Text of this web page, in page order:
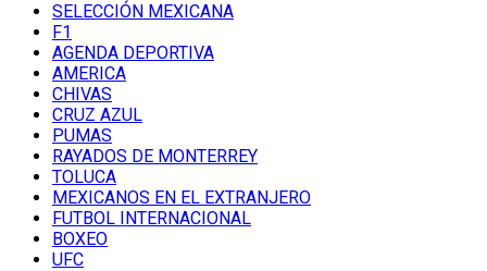
SELECCIÓN MEXICANA
F1
AGENDA DEPORTIVA
AMERICA
CHIVAS
CRUZ AZUL
PUMAS
RAYADOS DE MONTERREY
TOLUCA
MEXICANOS EN EL EXTRANJERO
FUTBOL INTERNACIONAL
BOXEO
UFC